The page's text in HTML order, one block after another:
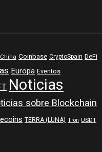
China Coinbase CryptoSpain DeFi
Europa Eventos
Noticias
sobre Blockchain
TERRA (LUNA) Tron USDT